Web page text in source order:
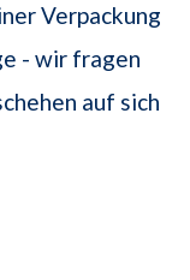
Verpackung
- wir fragen
auf sich